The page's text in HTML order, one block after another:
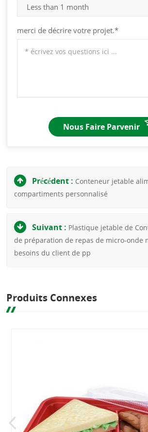
merci de décrire votre projet.*
Nous Faire Parvenir
Précédent : Conteneur jetable
compartiments personnalisé
Suivant : Plastique jetable de
de préparation de repas de micro-onde
besoins du client de pp
Produits Connexes